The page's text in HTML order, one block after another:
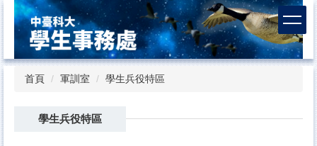
到
主
要
內
首頁 軍訓室 學生兵役特區
學生兵役特區